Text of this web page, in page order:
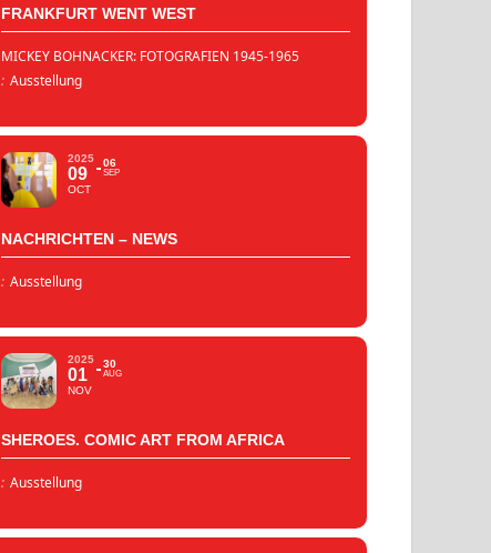
FRANKFURT WENT WEST
MICKEY BOHNACKER: FOTOGRAFIEN 1945-1965
: Ausstellung
2025
09
OCT
06
SEP
NACHRICHTEN – NEWS
: Ausstellung
2025
01
NOV
30
AUG
SHEROES. COMIC ART FROM AFRICA
: Ausstellung